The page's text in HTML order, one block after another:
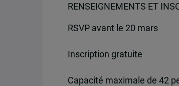
RENSEIGNEMENTS ET
RSVP avant le 20 mars
Inscription gratuite
Capacité maximale de 42